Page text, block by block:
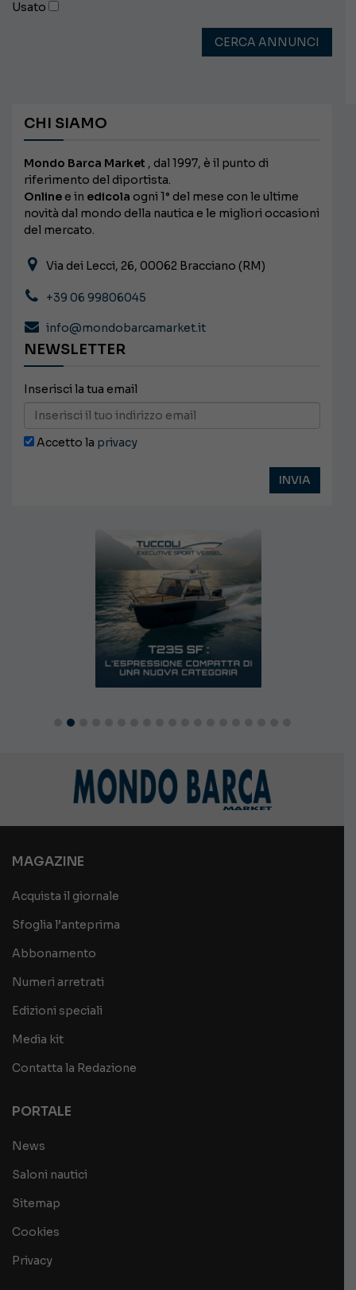
Usato
CERCA ANNUNCI
CHI SIAMO
Mondo Barca Market , dal 1997, è il punto di
riferimento del diportista.
Online e in edicola ogni 1° del mese con le ultime
novità dal mondo della nautica e le migliori occasioni
del mercato.
Via dei Lecci, 26, 00062 Bracciano (RM)
+39 06 99806045
info@mondobarcamarket.it
NEWSLETTER
Inserisci la tua email
Accetto la privacy
MAGAZINE
Acquista il giornale
Sfoglia l’anteprima
Abbonamento
Numeri arretrati
Edizioni speciali
Media kit
Contatta la Redazione
PORTALE
News
Saloni nautici
Sitemap
Cookies
Privacy